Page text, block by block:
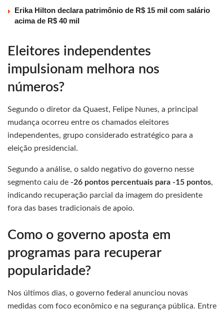
Erika Hilton declara patrimônio de R$ 15 mil com salário
acima de R$ 40 mil
Eleitores independentes
impulsionam melhora nos
números?
Segundo o diretor da Quaest, Felipe Nunes, a principal
mudança ocorreu entre os chamados eleitores
independentes, grupo considerado estratégico para a
eleição presidencial.
Segundo a análise, o saldo negativo do governo nesse
segmento caiu de -26 pontos percentuais para -15 pontos,
indicando recuperação parcial da imagem do presidente
fora das bases tradicionais de apoio.
Como o governo aposta em
programas para recuperar
popularidade?
Nos últimos dias, o governo federal anunciou novas
medidas com foco econômico e na segurança pública. Entre